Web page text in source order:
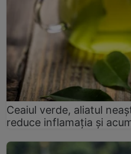
Ceaiul verde, aliatul
reduce inflamația și